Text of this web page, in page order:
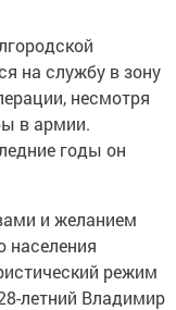
на службу в зону
несмотря
в армии.
годы он
и желанием
населения
режим
летний Владимир